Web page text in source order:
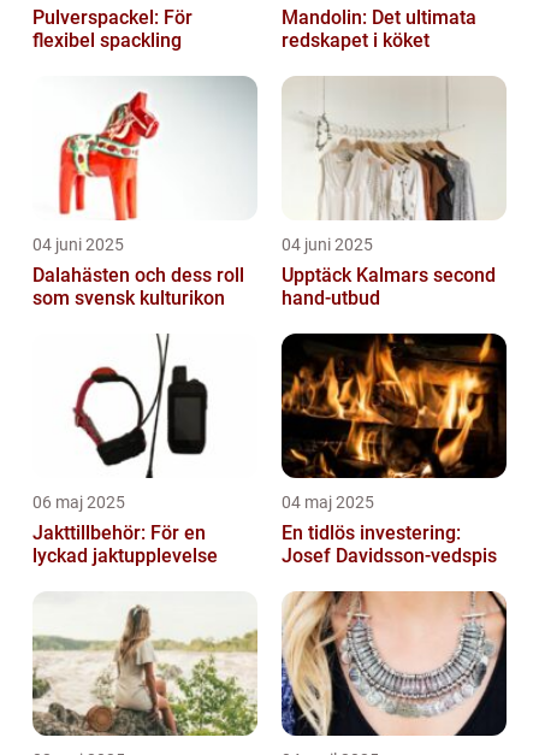
Pulverspackel: För
flexibel spackling
Mandolin: Det ultimata
redskapet i köket
04 juni 2025
Dalahästen och dess roll
som svensk kulturikon
04 juni 2025
Upptäck Kalmars second
hand-utbud
06 maj 2025
Jakttillbehör: För en
lyckad jaktupplevelse
04 maj 2025
En tidlös investering:
Josef Davidsson-vedspis